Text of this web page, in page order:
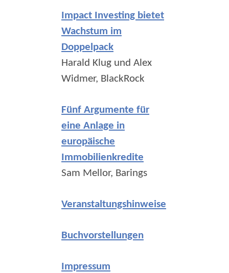
Impact Investing bietet
Wachstum im
Doppelpack
Harald Klug und Alex
Widmer, BlackRock
Fünf Argumente für
eine Anlage in
europäische
Immobilienkredite
Sam Mellor, Barings
Veranstaltungshinweise
Buchvorstellungen
Impressum